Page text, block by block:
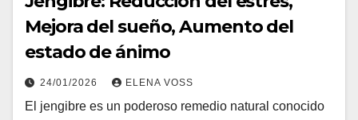
Mejora del sueño, Aumento del
estado de ánimo
24/01/2026 ELENA VOSS
El jengibre es un poderoso remedio natural conocido